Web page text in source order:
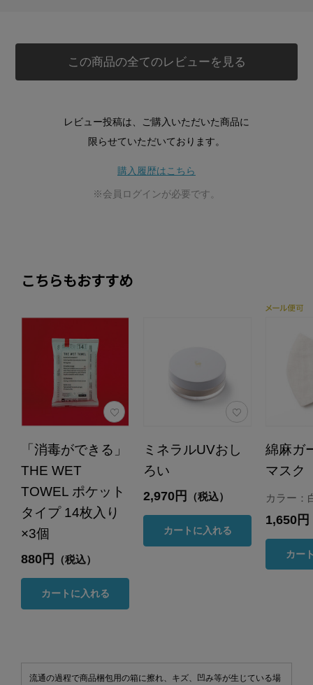
この商品の全てのレビューを見る
レビュー投稿は、ご購入いただいた商品に
限らせていただいております。
購入履歴はこちら
※会員ログインが必要です。
こちらもおすすめ
「消毒ができる」
THE WET
TOWEL ポケット
タイプ 14枚入り
×3個
880円 （税込）
カートに入れる
ミネラルUVおし
ろい
2,970円 （税込）
カートに入れる
綿麻ガ
マスク
カラー：
1,650円
カー
流通の過程で商品梱包用の箱に擦れ、キズ、凹み等が生じている場